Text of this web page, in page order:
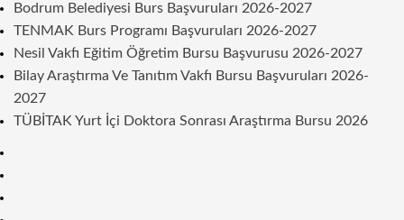
Bodrum Belediyesi Burs Başvuruları 2026-2027
TENMAK Burs Programı Başvuruları 2026-2027
Nesil Vakfı Eğitim Öğretim Bursu Başvurusu 2026-2027
Bilay Araştırma Ve Tanıtım Vakfı Bursu Başvuruları 2026-
2027
TÜBİTAK Yurt İçi Doktora Sonrası Araştırma Bursu 2026